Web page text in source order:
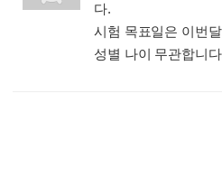
다.
시험 목표일은 이번
성별 나이 무관합니